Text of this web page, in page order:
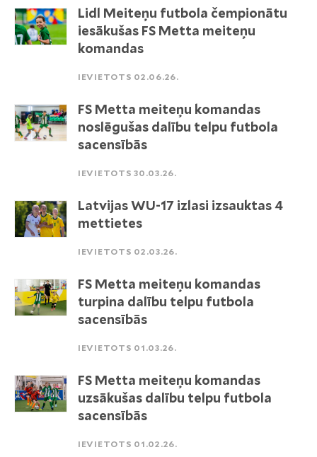
Lidl Meiteņu futbola čempionātu
iesākušas FS Metta meiteņu
komandas
IEVIETOTS 02.06.26.
FS Metta meiteņu komandas
noslēgušas dalību telpu futbola
sacensībās
IEVIETOTS 30.03.26.
Latvijas WU-17 izlasi izsauktas 4
mettietes
IEVIETOTS 02.03.26.
FS Metta meiteņu komandas
turpina dalību telpu futbola
sacensībās
IEVIETOTS 01.03.26.
FS Metta meiteņu komandas
uzsākušas dalību telpu futbola
sacensībās
IEVIETOTS 01.02.26.